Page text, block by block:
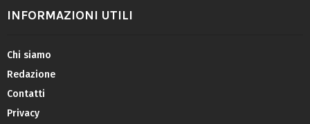
INFORMAZIONI UTILI
Chi siamo
Redazione
Contatti
Privacy